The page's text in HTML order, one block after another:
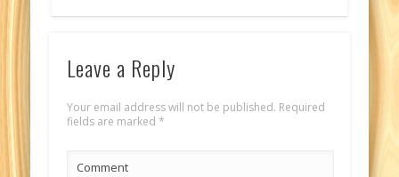
Leave a Reply
Your email address will not be published. Required
fields are marked *
Comment